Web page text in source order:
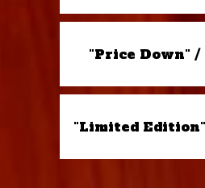
"Price Down" /
"Limited Edition"